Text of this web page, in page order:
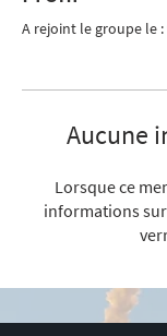
A rejoint le groupe le :
Aucune
Lorsque ce
informations